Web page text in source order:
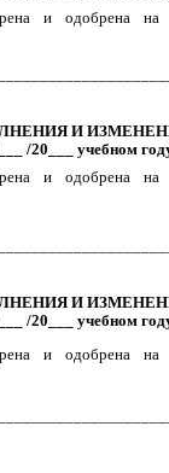
и одобрена
И
/20___ учебном
и одобрена
и одобрена
И
/20___ учебном